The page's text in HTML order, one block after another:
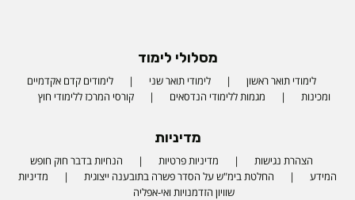
מסלולי לימוד
לימודי תואר ראשון לימודי תואר שני
לימודים קדם אקדמיים
ומכינות
מגמות ללימודי הנדסאים קורסי המרכז ללימודי חוץ
מדיניות
הצהרת נגישות מדיניות פרטיות
הנחיות בדבר חוק חופש
המידע
החלטת בימ"ש על הסדר פשרה בתובענה ייצוגית
מדיניות
שוויון הזדמנויות ואי-אפליה